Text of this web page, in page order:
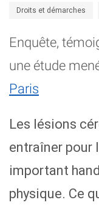
Droits et démarches
Enquête,
une étude
Paris
Les lésions
entraîner pour
important
physique. Ce